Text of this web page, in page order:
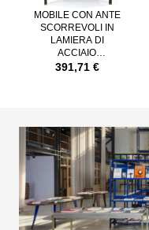
MOBILE CON ANTE
SCORREVOLI IN
LAMIERA DI
ACCIAIO
VERNICIATA NERO
391,71 €